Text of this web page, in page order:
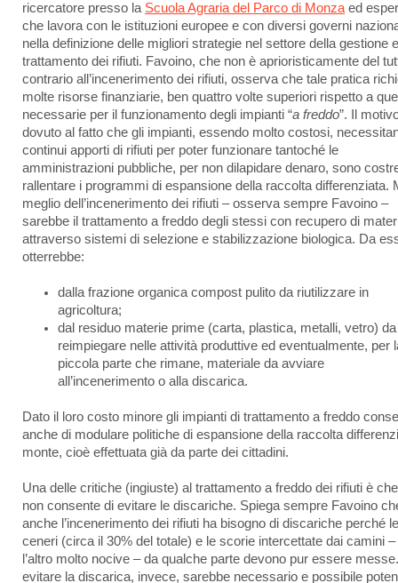
ricercatore presso la Scuola Agraria del Parco di Monza ed
che lavora con le istituzioni europee e con diversi governi
nella definizione delle migliori strategie nel settore della gestione
trattamento dei rifiuti. Favoino, che non è aprioristicamente del
contrario all’incenerimento dei rifiuti, osserva che tale pratica
molte risorse finanziarie, ben quattro volte superiori rispetto a
necessarie per il funzionamento degli impianti “a freddo”. Il
dovuto al fatto che gli impianti, essendo molto costosi,
continui apporti di rifiuti per poter funzionare tantoché le
amministrazioni pubbliche, per non dilapidare denaro, sono
rallentare i programmi di espansione della raccolta differenziata.
meglio dell’incenerimento dei rifiuti – osserva sempre Favoino –
sarebbe il trattamento a freddo degli stessi con recupero di
attraverso sistemi di selezione e stabilizzazione biologica. Da
otterrebbe:
dalla frazione organica compost pulito da riutilizzare in
agricoltura;
dal residuo materie prime (carta, plastica, metalli, vetro) da
reimpiegare nelle attività produttive ed eventualmente, per
piccola parte che rimane, materiale da avviare
all’incenerimento o alla discarica.
Dato il loro costo minore gli impianti di trattamento a freddo
anche di modulare politiche di espansione della raccolta
monte, cioè effettuata già da parte dei cittadini.
Una delle critiche (ingiuste) al trattamento a freddo dei rifiuti è
non consente di evitare le discariche. Spiega sempre Favoino
anche l’incenerimento dei rifiuti ha bisogno di discariche perché le
ceneri (circa il 30% del totale) e le scorie intercettate dai camini –
l’altro molto nocive – da qualche parte devono pur essere
evitare la discarica, invece, sarebbe necessario e possibile